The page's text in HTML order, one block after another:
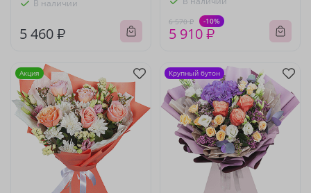
В наличии
5 460 ₽
6 570 ₽ -10%
5 910 ₽
Акция Крупный бутон